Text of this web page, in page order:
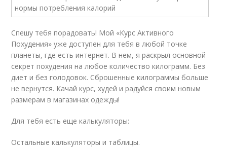
Спешу тебя порадовать! Мой «Курс Активного
Похудения» уже доступен для тебя в любой точке
планеты, где есть интернет. В нем, я раскрыл основной
секрет похудения на любое количество килограмм. Без
диет и без голодовок. Сброшенные килограммы больше
не вернутся. Качай курс, худей и радуйся своим новым
размерам в магазинах одежды!
Для тебя есть еще калькуляторы:
Остальные калькуляторы и таблицы.